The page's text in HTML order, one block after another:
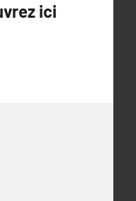
ici